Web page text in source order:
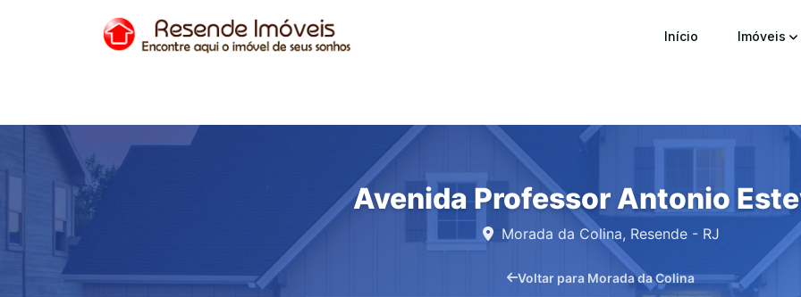
Início Imóveis
Avenida Professor Antonio
Morada da Colina, Resende - RJ
Voltar para Morada da Colina